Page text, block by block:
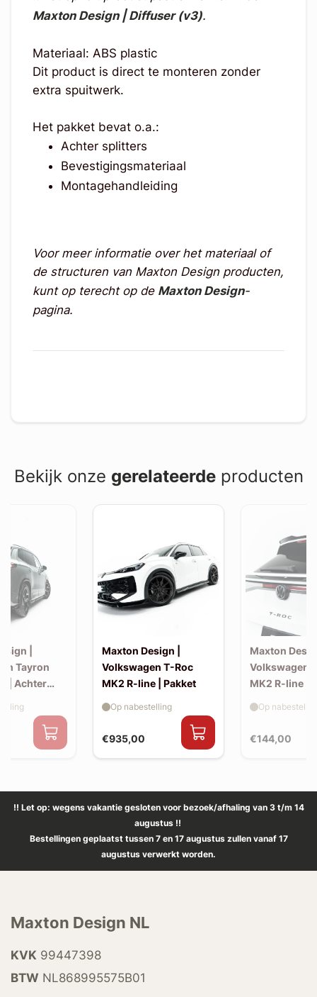
Maxton Design | Diffuser (v3).
Materiaal: ABS plastic
Dit product is direct te monteren zonder
extra spuitwerk.
Het pakket bevat o.a.:
Achter splitters
Bevestigingsmateriaal
Montagehandleiding
Voor meer informatie over het materiaal of
de structuren van Maxton Design producten,
kunt op terecht op de Maxton Design-
pagina.
Bekijk onze gerelateerdeproducten
|
Tayron
| Achter
Maxton Design |
Volkswagen T-Roc
MK2 R-line | Pakket
€935,00
Op nabestelling
Maxton
Volkswagen
MK2 R-line |
€144,00
Op
!! Let op: wegens vakantie gesloten voor bezoek/afhaling van 3 t/m 14
augustus !!
Bestellingen geplaatst tussen 7 en 17 augustus zullen vanaf 17
augustus verwerkt worden.
Maxton Design NL
KVK 99447398
BTW NL868995575B01